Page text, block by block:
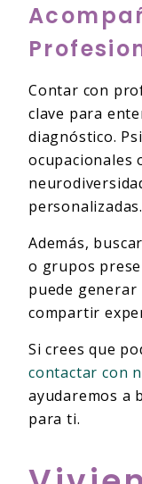
Contar con
clave para
diagnóstico.
ocupacionales
personalizadas.
Además,
o grupos
puede generar
compartir
Si crees que
contactar con
ayudaremos a
para ti.